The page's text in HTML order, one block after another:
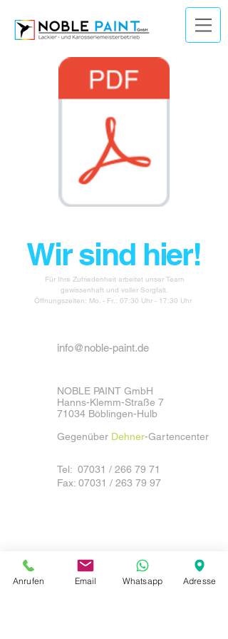
Wir sind hier!
Für Ihre Zufriedenheit arbeitet unser Team
gewissenhaft und voller Sorgfalt.
Öffnungszeiten: Mo. - Fr.: 07:30 Uhr - 17:30 Uhr
info@noble-paint.de
NOBLE PAINT GmbH
Hanns-Klemm-Straße 7
71034 Böblingen-Hulb
Gegenüber Dehner-Gartencenter
Tel: 07031 / 266 79 71
Fax: 07031 / 263 79 97
Anrufen Email Whatsapp Adresse